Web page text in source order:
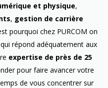
et physique,
, gestion de carrière
pourquoi chez PURCOM on
qui répond adéquatement aux
expertise de près de 25
pour faire avancer votre
de vous concentrer sur